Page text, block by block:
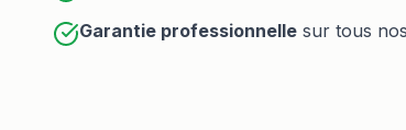
Garantie professionnelle sur tous